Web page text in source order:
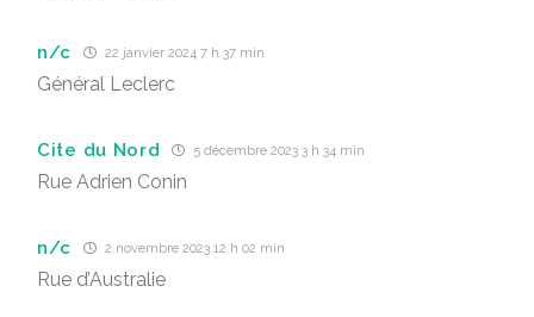
n/c 22 janvier 2024 7 h 37 min
Général Leclerc
Cite du Nord 5 décembre 2023 3 h 34 min
Rue Adrien Conin
n/c 2 novembre 2023 12 h 02 min
Rue d’Australie